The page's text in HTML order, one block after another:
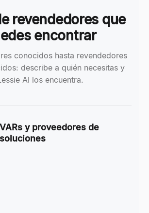
revendedores que
encontrar
conocidos hasta revendedores
describe a quién necesitas y
AI los encuentra.
VARs y proveedores de
soluciones